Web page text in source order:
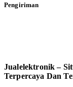
Pengiriman
Jualelektronik –
Terpercaya Dan